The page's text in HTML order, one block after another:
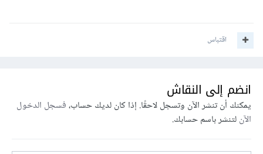
اقتباس
انضم إلى النقاش
يمكنك أن تنشر الآن وتسجل لاحقًا. إذا كان لديك حساب،فسجل الدخول
الآنلتنشر باسم حسابك.